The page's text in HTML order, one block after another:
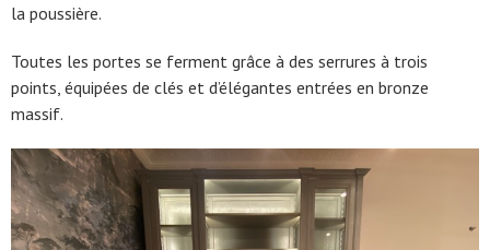
la poussière.
Toutes les portes se ferment grâce à des serrures à trois
points, équipées de clés et d’élégantes entrées en bronze
massif.